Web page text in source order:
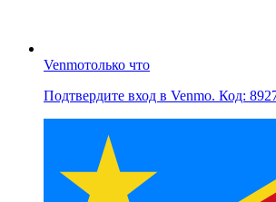
Venmoтолько что
Подтвердите вход в Venmo. Код: